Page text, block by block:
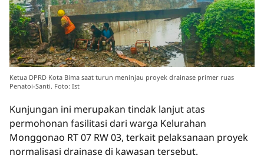
Ketua DPRD Kota Bima saat turun meninjau proyek drainase primer ruas
Penatoi-Santi. Foto: Ist
Kunjungan ini merupakan tindak lanjut atas
permohonan fasilitasi dari warga Kelurahan
Monggonao RT 07 RW 03, terkait pelaksanaan proyek
normalisasi drainase di kawasan tersebut.